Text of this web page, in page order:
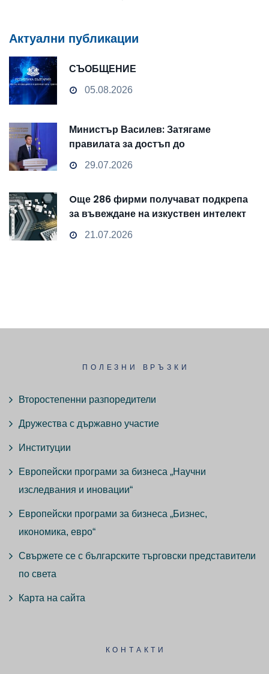
Актуални публикации
СЪОБЩЕНИЕ
05.08.2026
Министър Василев: Затягаме
правилата за достъп до
чувствителни данни
29.07.2026
Oще 286 фирми получават подкрепа
за въвеждане на изкуствен интелект
и облачни технологии
21.07.2026
ПОЛЕЗНИ ВРЪЗКИ
Второстепенни разпоредители
Дружества с държавно участие
Институции
Европейски програми за бизнеса „Научни
изследвания и иновации“
Европейски програми за бизнеса „Бизнес,
икономика, евро“
Свържете се с българските търговски представители
по света
Карта на сайта
КОНТАКТИ